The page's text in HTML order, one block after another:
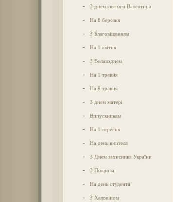
- З днем святого Валентина
- На 8 березня
- З Благовіщенням
- На 1 квітня
- З Великоднем
- На 1 травня
- На 9 травня
- З днем матері
- Випускникам
- На 1 вересня
- На день вчителя
- З Днем захисника України
- З Покрова
- На день студента
- З Хеловіном